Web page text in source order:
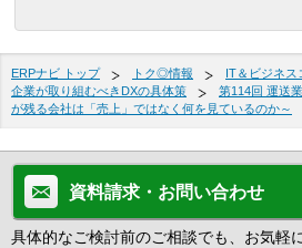
ERPナビ トップ トク◎情報 IT＆ビジネス
企業が取り組むべきDXの具体策
第114回 運送
が残る会社は「売上」ではなく何を見ているのか～
資料請求・お問い合わせ
具体的なご検討前のご相談でも、お気軽